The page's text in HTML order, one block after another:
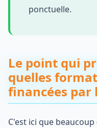
ponctuelle.
Le point qui
quelles
financées par
C'est ici que